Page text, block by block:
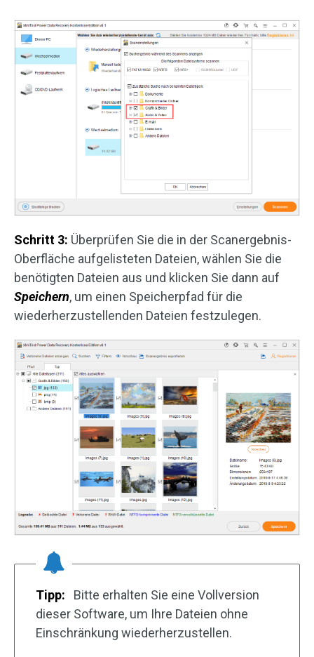
Schritt 3: Überprüfen Sie die in der Scanergebnis-
Oberfläche aufgelisteten Dateien, wählen Sie die
benötigten Dateien aus und klicken Sie dann auf
Speichern, um einen Speicherpfad für die
wiederherzustellenden Dateien festzulegen.
Tipp:
Bitte erhalten Sie eine Vollversion
dieser Software, um Ihre Dateien ohne
Einschränkung wiederherzustellen.